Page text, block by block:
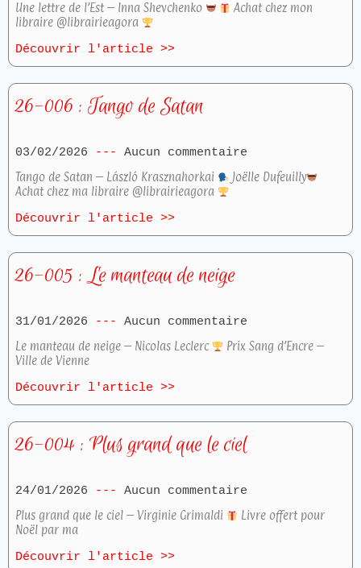
Une lettre de l’Est – Inna Shevchenko
Achat chez mon
libraire @librairieagora
Découvrir l'article >>
26-006 : Tango de Satan
03/02/2026
Aucun commentaire
Tango de Satan – László Krasznahorkai
Joëlle Dufeuilly
Achat chez ma libraire @librairieagora
Découvrir l'article >>
26-005 : Le manteau de neige
31/01/2026
Aucun commentaire
Le manteau de neige – Nicolas Leclerc
Prix Sang d’Encre –
Ville de Vienne
Découvrir l'article >>
26-004 : Plus grand que le ciel
24/01/2026
Aucun commentaire
Plus grand que le ciel – Virginie Grimaldi
Livre offert pour
Noël par ma
Découvrir l'article >>